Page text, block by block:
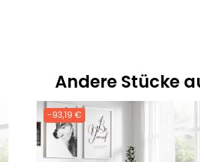
Andere Stücke
-93,19 €